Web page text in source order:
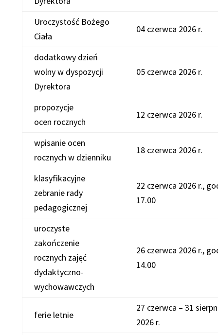
Uroczystość Bożego
Ciała
04 czerwca 2026 r.
dodatkowy dzień
wolny w dyspozycji
Dyrektora
05 czerwca 2026 r.
propozycje
ocen rocznych
12 czerwca 2026 r.
wpisanie ocen
rocznych w dzienniku
18 czerwca 2026 r.
klasyfikacyjne
zebranie rady
pedagogicznej
22 czerwca 2026 r.,
17.00
uroczyste
zakończenie
rocznych zajęć
dydaktyczno-
wychowawczych
26 czerwca 2026 r.,
14.00
ferie letnie
27 czerwca – 31
2026 r.